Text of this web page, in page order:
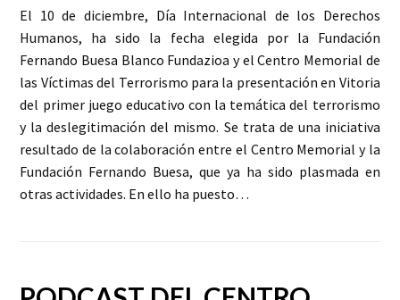
El 10 de diciembre, Día Internacional de los Derechos
Humanos, ha sido la fecha elegida por la Fundación
Fernando Buesa Blanco Fundazioa y el Centro Memorial de
las Víctimas del Terrorismo para la presentación en Vitoria
del primer juego educativo con la temática del terrorismo
y la deslegitimación del mismo. Se trata de una iniciativa
resultado de la colaboración entre el Centro Memorial y la
Fundación Fernando Buesa, que ya ha sido plasmada en
otras actividades. En ello ha puesto…